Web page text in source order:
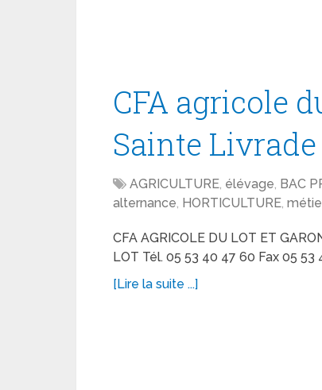
CFA agricole
Sainte
AGRICULTURE, élévage, BAC
alternance, HORTICULTURE,
CFA AGRICOLE DU LOT ET
LOT Tél. 05 53 40 47 60 Fax 05 53
[Lire la suite ...]